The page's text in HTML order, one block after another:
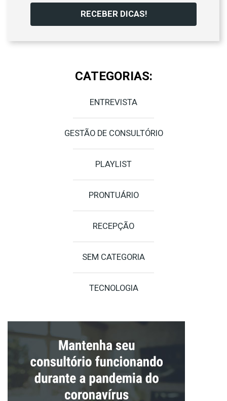
RECEBER DICAS!
CATEGORIAS:
ENTREVISTA
GESTÃO DE CONSULTÓRIO
PLAYLIST
PRONTUÁRIO
RECEPÇÃO
SEM CATEGORIA
TECNOLOGIA